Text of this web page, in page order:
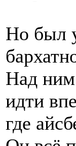
Но был
Над
идти
где